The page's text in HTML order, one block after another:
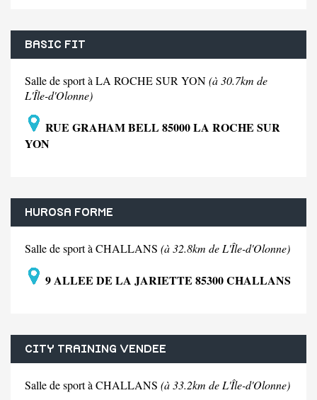
BASIC FIT
Salle de sport à LA ROCHE SUR YON(à 30.7km de
L'Île-d'Olonne)
RUE GRAHAM BELL 85000 LA ROCHE SUR
YON
HUROSA FORME
Salle de sport à CHALLANS (à 32.8km de L'Île-d'Olonne)
9 ALLEE DE LA JARIETTE 85300 CHALLANS
CITY TRAINING VENDEE
Salle de sport à CHALLANS (à 33.2km de L'Île-d'Olonne)